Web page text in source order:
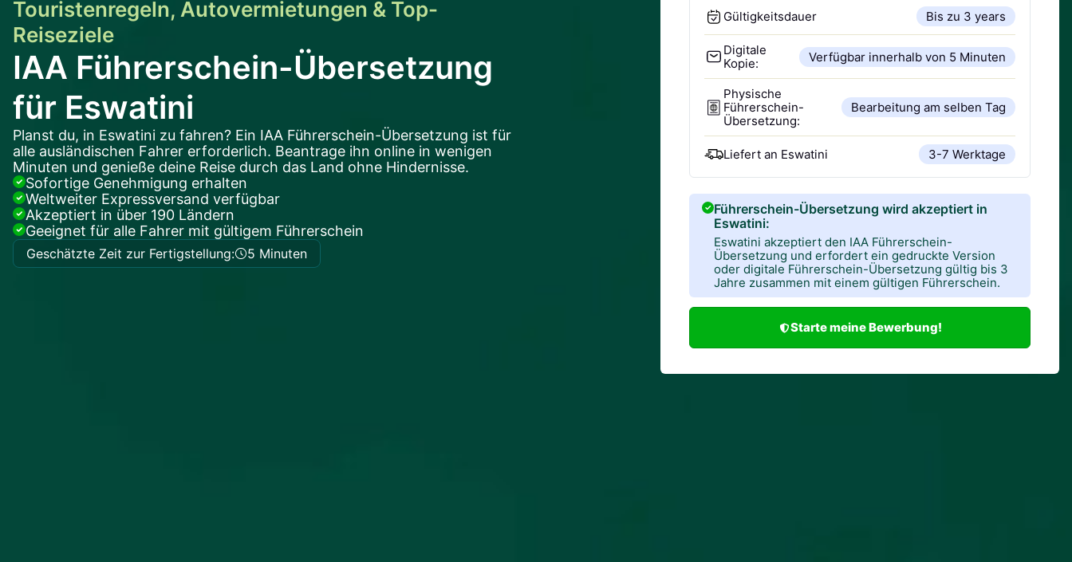
Touristenregeln, Autovermietungen & Top-
Reiseziele
IAA Führerschein-Übersetzung
für Eswatini
Planst du, in Eswatini zu fahren? Ein IAA Führerschein-Übersetzung ist für
alle ausländischen Fahrer erforderlich. Beantrage ihn online in wenigen
Minuten und genieße deine Reise durch das Land ohne Hindernisse.
Sofortige Genehmigung erhalten
Weltweiter Expressversand verfügbar
Akzeptiert in über 190 Ländern
Geeignet für alle Fahrer mit gültigem Führerschein
Geschätzte Zeit zur Fertigstellung: 5 Minuten
Gültigkeitsdauer Bis zu 3 years
Digitale
Kopie:
Verfügbar innerhalb von 5 Minuten
Physische
Führerschein-
Übersetzung:
Bearbeitung am selben Tag
Liefert an Eswatini 3-7 Werktage
Führerschein-Übersetzung wird akzeptiert in
Eswatini:
Eswatini akzeptiert den IAA Führerschein-
Übersetzung und erfordert ein gedruckte Version
oder digitale Führerschein-Übersetzung gültig bis 3
Jahre zusammen mit einem gültigen Führerschein.
Starte meine Bewerbung!